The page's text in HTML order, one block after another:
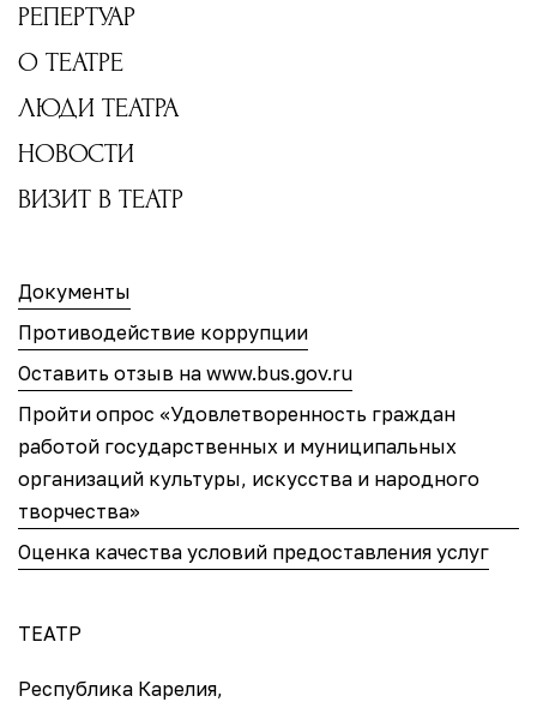
РЕПЕРТУАР
О ТЕАТРЕ
ЛЮДИ ТЕАТРА
НОВОСТИ
ВИЗИТ В ТЕАТР
Документы
Противодействие коррупции
Оставить отзыв на www.bus.gov.ru
Пройти опрос «Удовлетворенность граждан
работой государственных и муниципальных
организаций культуры, искусства и народного
творчества»
Оценка качества условий предоставления услуг
ТЕАТР
Республика Карелия,